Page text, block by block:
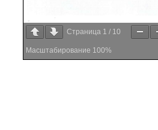
Страница 1 / 10
Масштабирование 100%